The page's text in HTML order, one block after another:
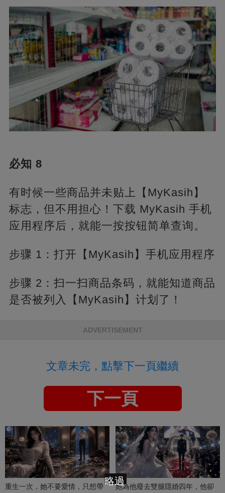
必知 8
有时候一些商品并未贴上【MyKasih】
标志，但不用担心！下载 MyKasih 手机
应用程序后，就能一按按钮简单查询。
步骤 1：打开【MyKasih】手机应用程序
步骤 2：扫一扫商品条码，就能知道商品
是否被列入【MyKasih】计划了！
ADVERTISEMENT
文章未完，點擊下一頁繼續
下一頁
重生一次，她不要愛情，只想帶
她為他廢去雙腿隱婚四年，他卻
略過